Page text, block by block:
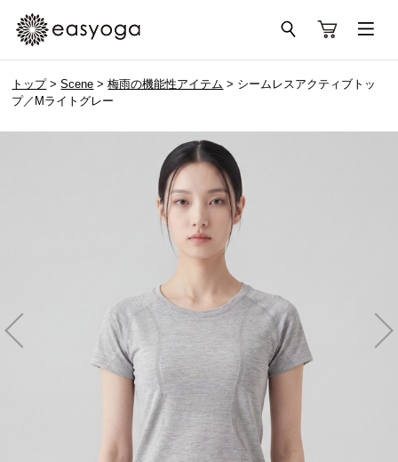
トップ>Scene >梅雨の機能性アイテム > シームレスアクティブトッ
プ／Mライトグレー